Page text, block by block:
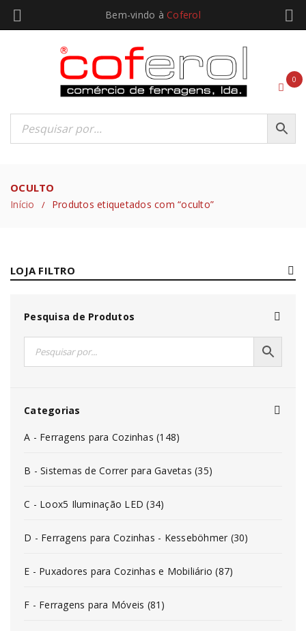
Bem-vindo à Coferol
0
OCULTO
Início / Produtos etiquetados com “oculto”
LOJA FILTRO
Pesquisa de Produtos
Categorias
A - Ferragens para Cozinhas (148)
B - Sistemas de Correr para Gavetas (35)
C - Loox5 Iluminação LED (34)
D - Ferragens para Cozinhas - Kesseböhmer (30)
E - Puxadores para Cozinhas e Mobiliário (87)
F - Ferragens para Móveis (81)